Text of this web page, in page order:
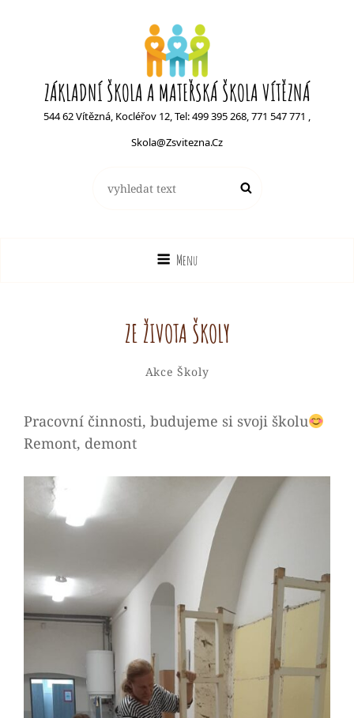
ZÁKLADNÍ ŠKOLA A MATEŘSKÁ ŠKOLA VÍTĚZNÁ
544 62 Vítězná, Kocléřov 12, Tel: 499 395 268, 771 547 771 ,
Skola@zsvitezna.cz
for:
Search
Menu
ZE ŽIVOTA ŠKOLY
Categories
Akce ŠkolyBy
Admin
Pracovní činnosti, budujeme si svoji školu
Remont, demont